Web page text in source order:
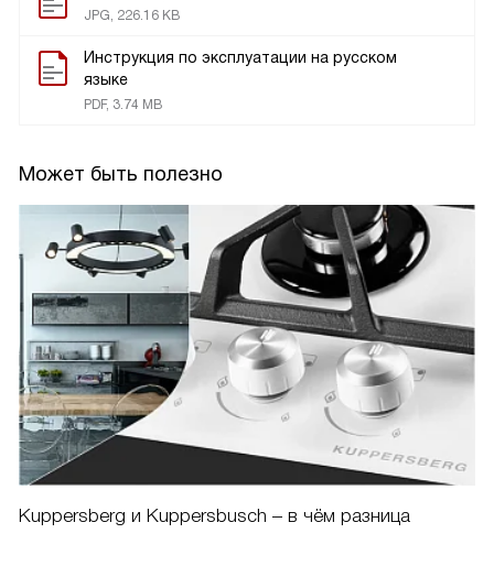
JPG, 226.16 KB
Инструкция по эксплуатации на русском
языке
PDF, 3.74 MB
Может быть полезно
Kuppersberg и Kuppersbusch – в чём разница